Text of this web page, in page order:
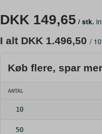
DKK 149,65 / stk.
I alt DKK 1.496,50 /
Køb flere, spar
ANTAL
10
50